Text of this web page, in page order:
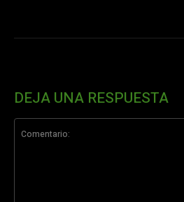
DEJA UNA RESPUESTA